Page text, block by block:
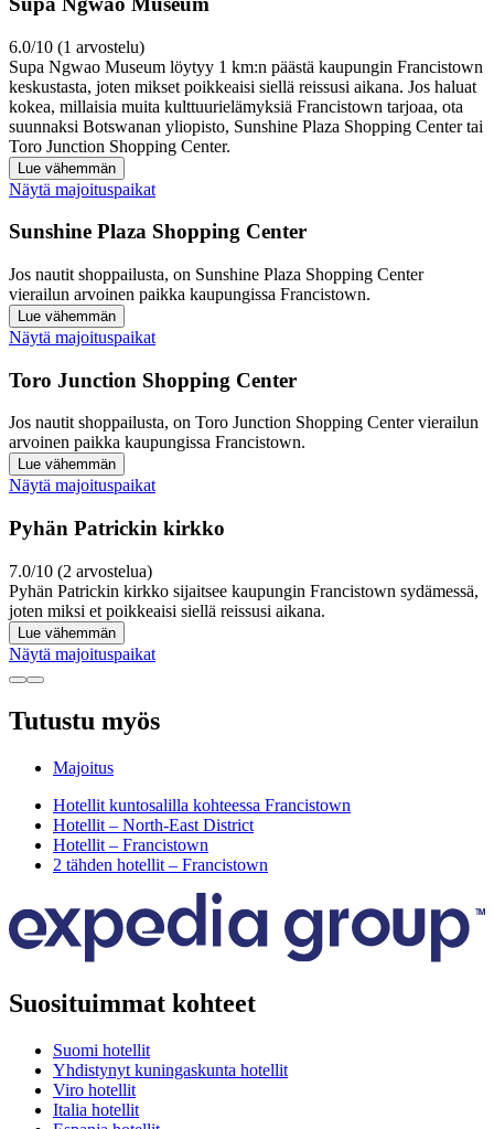
6.0/10 (1 arvostelu)
Supa Ngwao Museum löytyy 1 km:n päästä kaupungin Francistown
keskustasta, joten mikset poikkeaisi siellä reissusi aikana. Jos haluat
kokea, millaisia muita kulttuurielämyksiä Francistown tarjoaa, ota
suunnaksi Botswanan yliopisto, Sunshine Plaza Shopping Center tai
Toro Junction Shopping Center.
Lue vähemmän
Näytä majoituspaikat
Sunshine Plaza Shopping Center
Jos nautit shoppailusta, on Sunshine Plaza Shopping Center
vierailun arvoinen paikka kaupungissa Francistown.
Lue vähemmän
Näytä majoituspaikat
Toro Junction Shopping Center
Jos nautit shoppailusta, on Toro Junction Shopping Center vierailun
arvoinen paikka kaupungissa Francistown.
Lue vähemmän
Näytä majoituspaikat
Pyhän Patrickin kirkko
7.0/10 (2 arvostelua)
Pyhän Patrickin kirkko sijaitsee kaupungin Francistown sydämessä,
joten miksi et poikkeaisi siellä reissusi aikana.
Lue vähemmän
Näytä majoituspaikat
Tutustu myös
Majoitus
Hotellit kuntosalilla kohteessa Francistown
Hotellit – North-East District
Hotellit – Francistown
2 tähden hotellit – Francistown
Suosituimmat kohteet
Suomi hotellit
Yhdistynyt kuningaskunta hotellit
Viro hotellit
Italia hotellit